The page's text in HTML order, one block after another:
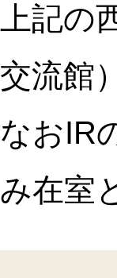
上記
交流館
なおIR
み在室